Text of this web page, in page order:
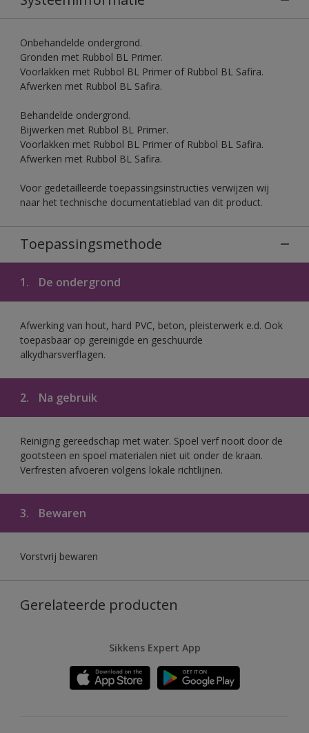
Onbehandelde ondergrond.
Gronden met Rubbol BL Primer.
Voorlakken met Rubbol BL Primer of Rubbol BL Safira.
Afwerken met Rubbol BL Safira.
Behandelde ondergrond.
Bijwerken met Rubbol BL Primer.
Voorlakken met Rubbol BL Primer of Rubbol BL Safira.
Afwerken met Rubbol BL Safira.
Voor gedetailleerde toepassingsinstructies verwijzen wij
naar het technische documentatieblad van dit product.
Toepassingsmethode
1. De ondergrond
Afwerking van hout, hard PVC, beton, pleisterwerk e.d. Ook
toepasbaar op gereinigde en geschuurde
alkydharsverflagen.
2. Na gebruik
Reiniging gereedschap met water. Spoel verf nooit door de
gootsteen en spoel materialen niet uit onder de kraan.
Verfresten afvoeren volgens lokale richtlijnen.
3. Bewaren
Vorstvrij bewaren
Gerelateerde producten
Sikkens Expert App